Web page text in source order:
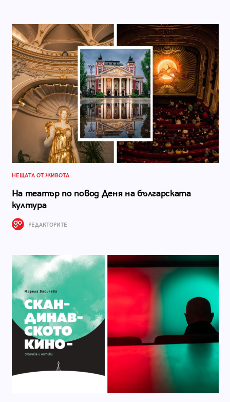
НЕЩАТА ОТ ЖИВОТА
На театър по повод Деня на българската
култура
РЕДАКТОРИТЕ